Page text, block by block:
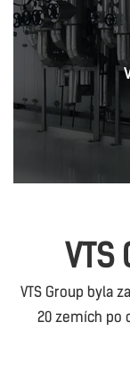
VTS Group byla
20 zemích po